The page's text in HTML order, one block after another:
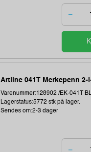
Artline 041T Merkepenn 2-
Varenummer:128902 /EK-041T
Lagerstatus:5772 stk på lager.
Sendes om:2-3 dager